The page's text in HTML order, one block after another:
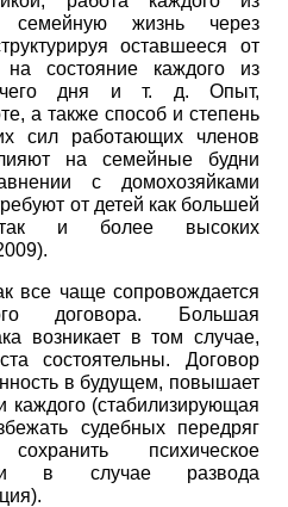
семейную жизнь через
оставшееся от
состояние каждого из
дня и т. д. Опыт,
а также способ и степень
сил работающих членов
на семейные будни
с домохозяйками
от детей как большей
так и более высоких
все чаще сопровождается
договора. Большая
возникает в том случае,
состоятельны. Договор
в будущем, повышает
каждого (стабилизирующая
судебных передряг
психическое
в случае развода